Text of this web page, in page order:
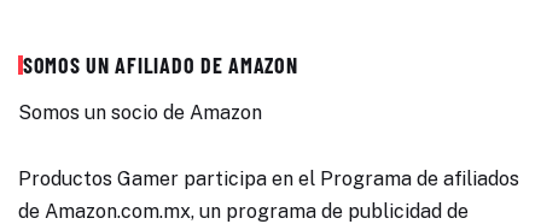
SOMOS UN AFILIADO DE AMAZON
Somos un socio de Amazon
Productos Gamer participa en el Programa de afiliados
de Amazon.com.mx, un programa de publicidad de